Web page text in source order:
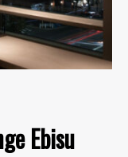
Ebisu